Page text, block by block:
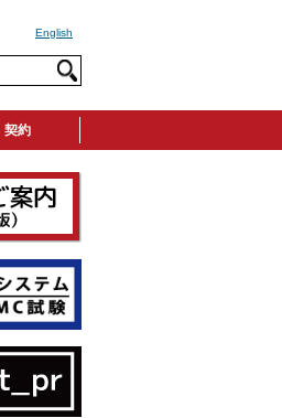
English
契約